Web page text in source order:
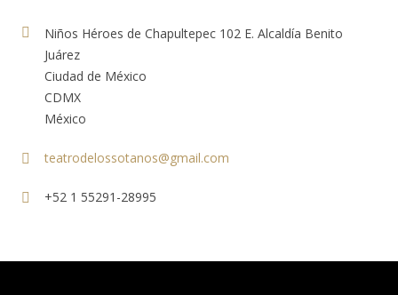
Niños Héroes de Chapultepec 102 E. Alcaldía Benito
Juárez
Ciudad de México
CDMX
México
teatrodelossotanos@gmail.com
+52 1 55291-28995